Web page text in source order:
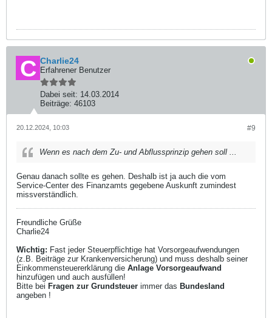
Charlie24
Erfahrener Benutzer
Dabei seit: 14.03.2014
Beiträge: 46103
#9
20.12.2024, 10:03
Wenn es nach dem Zu- und Abflussprinzip gehen soll ...
Genau danach sollte es gehen. Deshalb ist ja auch die vom
Service-Center des Finanzamts gegebene Auskunft zumindest
missverständlich.
Freundliche Grüße
Charlie24
Wichtig: Fast jeder Steuerpflichtige hat Vorsorgeaufwendungen
(z.B. Beiträge zur Krankenversicherung) und muss deshalb seiner
Einkommensteuererklärung die Anlage Vorsorgeaufwand
hinzufügen und auch ausfüllen!
Bitte bei Fragen zur Grundsteuer immer das Bundesland
angeben !